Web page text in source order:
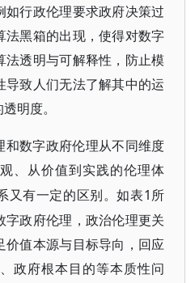
如行政伦理要求政府决策过
法黑箱的出现，使得对数字
法透明与可解释性，防止模
导致人们无法了解其中的运
明度。
和数字政府伦理从不同维度
、从价值到实践的伦理体
又有一定的区别。如表1所
政府伦理，政治伦理更关
值本源与目标导向，回应
政府根本目的等本质性问